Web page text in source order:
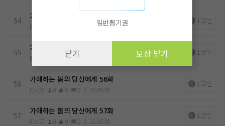
54 가애하는 봄의 당신에게 54화
Ep.54 25.05.30
1코인
55 가애하는 봄의 당신에게 55화
Ep.55 0 0
1코인
56 가애하는 봄의 당신에게 56화
Ep.56 0 0 0 0 25.05.30
1코인
57 가애하는 봄의 당신에게 57화
Ep.57 0 0 0 0 25.05.30
1코인
일반뽑기권
닫기 보상 받기